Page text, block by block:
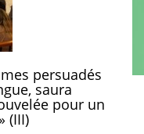
persuadés
saura
pour un
(III)